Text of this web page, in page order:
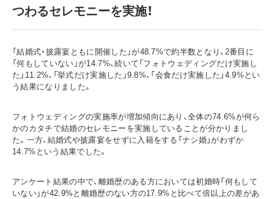
つわるセレモニーを実施！
「結婚式・披露宴ともに開催した」が48.7%で約半数となり、2番目に
「何もしていない」が14.7%、続いて「フォトウェディングだけ実施し
た」11.2%、「挙式だけ実施した」9.8%、「会食だけ実施した」4.9%とい
う結果になりました。
フォトウェディングの実施率が増加傾向にあり、全体の74.6%が何ら
かのカタチで結婚のセレモニーを実施していることが分かりまし
た。一方、結婚式や披露宴をせずに入籍をする「ナシ婚」がわずか
14.7%という結果でした。
アンケート結果の中で、離婚歴のある方においては初婚時「何もして
いない」が42.9%と離婚歴のない方の17.9%と比べて倍以上の差があ